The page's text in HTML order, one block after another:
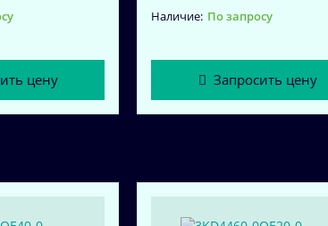
цену
По запросу
Запросить цену